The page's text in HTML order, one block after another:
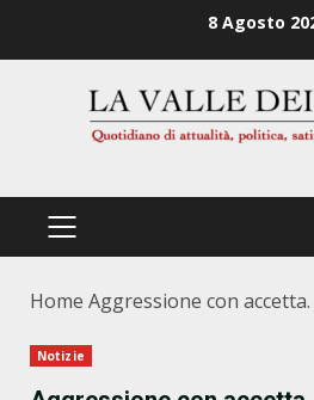
8 Agosto
PRIMÄRES
Home Aggressione con
Notizie